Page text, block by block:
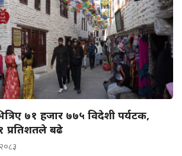
७१ हजार ७७५ विदेशी पर्यटक,
प्रतिशतले बढे